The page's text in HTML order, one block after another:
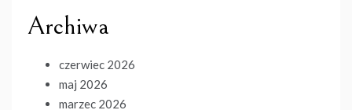
Archiwa
czerwiec 2026
maj 2026
marzec 2026